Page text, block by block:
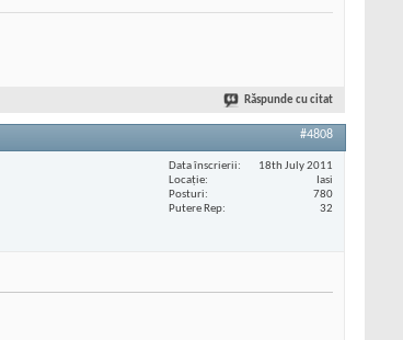
Răspunde cu citat
#4808
Data înscrierii
18th July 2011
Locaţie
Iasi
Posturi
780
Putere Rep
32